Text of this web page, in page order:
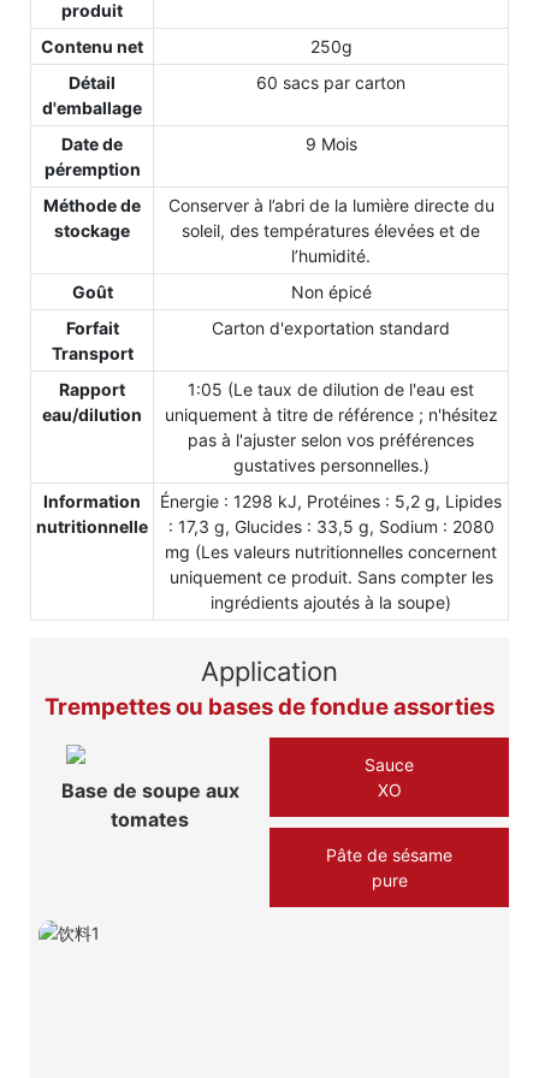
produit
Contenu net
250g
Détail
d'emballage
60 sacs par carton
Date de
péremption
9 Mois
Méthode de
stockage
Conserver à l’abri de la lumière directe du
soleil, des températures élevées et de
l’humidité.
Goût
Non épicé
Forfait
Transport
Carton d'exportation standard
Rapport
eau/dilution
1:05 (Le taux de dilution de l'eau est
uniquement à titre de référence ; n'hésitez
pas à l'ajuster selon vos préférences
gustatives personnelles.)
Information
nutritionnelle
Énergie : 1298 kJ, Protéines : 5,2 g, Lipides
: 17,3 g, Glucides : 33,5 g, Sodium : 2080
mg (Les valeurs nutritionnelles concernent
uniquement ce produit. Sans compter les
ingrédients ajoutés à la soupe)
Application
Trempettes ou bases de fondue assorties
Base de soupe aux
tomates
Sauce
XO
Pâte de sésame
pure